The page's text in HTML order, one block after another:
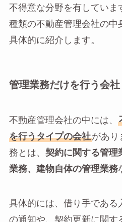
不得意な分野を有していま
種類の不動産管理会社の中
具体的に紹介します。
管理業務だけを行う会社
不動産管理会社の中には、
を行うタイプの会社があり
務とは、 契約に関する管理
業務、建物自体の管理業務
具体的には、借り手である
の通知や、契約更新に関す